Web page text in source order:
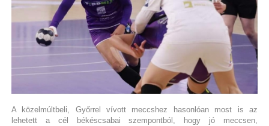
A közelmúltbeli, Győrrel vívott meccshez hasonlóan most is az
lehetett a cél békéscsabai szempontból, hogy jó meccsen,